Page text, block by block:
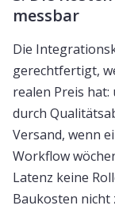
messbar
Die
gerechtfertigt,
realen Preis
durch
Versand, wenn
Workflow
Latenz keine
Baukosten nicht